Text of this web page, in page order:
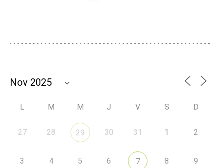
L M M J V S D
27 28 29 30 31 1 2
3 4 5 6 7 8 9